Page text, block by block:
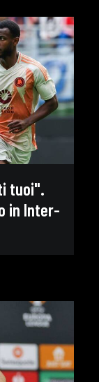
tuoi".
in Inter-